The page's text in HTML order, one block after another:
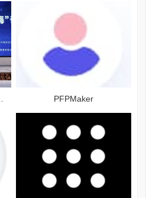
PFPMaker